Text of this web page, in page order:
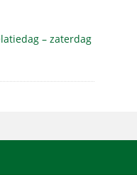
– zaterdag